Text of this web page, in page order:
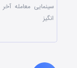
سینمایی معامله آخر ۲۰۲۶
انگیز